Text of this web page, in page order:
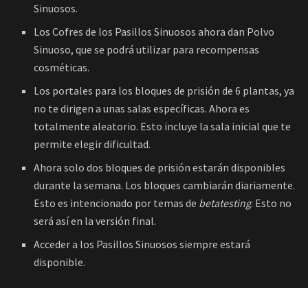
Sinuosos.
Los Cofres de los Pasillos Sinuosos ahora dan Polvo
Sinuoso, que se podrá utilizar para recompensas
cosméticas.
Los portales para los bloques de prisión de 6 plantas, ya
no te dirigen a unas salas específicas. Ahora es
totalmente aleatorio. Esto incluye la sala inicial que te
permite elegir dificultad.
Ahora solo dos bloques de prisión estarán disponibles
durante la semana. Los bloques cambiarán diariamente.
Esto es intencionado por temas de betatesting. Esto no
será así en la versión final.
Acceder a los Pasillos Sinuosos siempre estará
disponible.